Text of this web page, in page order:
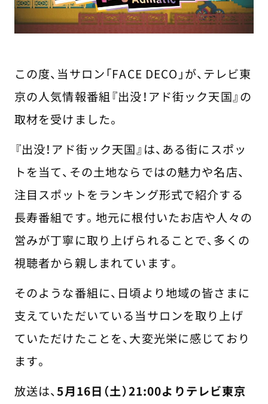
この度、当サロン「FACE DECO」が、テレビ東
京の人気情報番組『出没！アド街ック天国』の
取材を受けました。
『出没！アド街ック天国』は、ある街にスポッ
トを当て、その土地ならではの魅力や名店、
注目スポットをランキング形式で紹介する
長寿番組です。地元に根付いたお店や人々の
営みが丁寧に取り上げられることで、多くの
視聴者から親しまれています。
そのような番組に、日頃より地域の皆さまに
支えていただいている当サロンを取り上げ
ていただけたことを、大変光栄に感じており
ます。
放送は、5月16日（土）21:00よりテレビ東京